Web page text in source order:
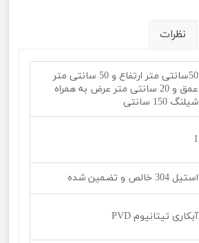
نظرات
50سانتی متر ارتفاع و 50 سانتی متر
عمق و 20 سانتی متر عرض به همراه
شیلنگ 150 سانتی
1
استیل 304 خالص و تضمین شده
آبکاری تیتانیوم PVD